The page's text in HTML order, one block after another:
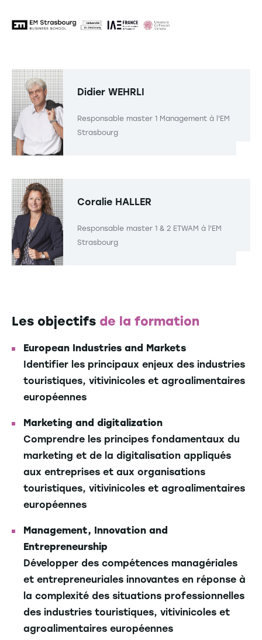
Didier WEHRLI
Responsable master 1 Management à l'EM
Strasbourg
Coralie HALLER
Responsable master 1 & 2 ETWAM à l'EM
Strasbourg
Les objectifs de la formation
European Industries and Markets
Identifier les principaux enjeux des industries
touristiques, vitivinicoles et agroalimentaires
européennes
Marketing and digitalization
Comprendre les principes fondamentaux du
marketing et de la digitalisation appliqués
aux entreprises et aux organisations
touristiques, vitivinicoles et agroalimentaires
européennes
Management, Innovation and
Entrepreneurship
Développer des compétences managériales
et entrepreneuriales innovantes en réponse à
la complexité des situations professionnelles
des industries touristiques, vitivinicoles et
agroalimentaires européennes